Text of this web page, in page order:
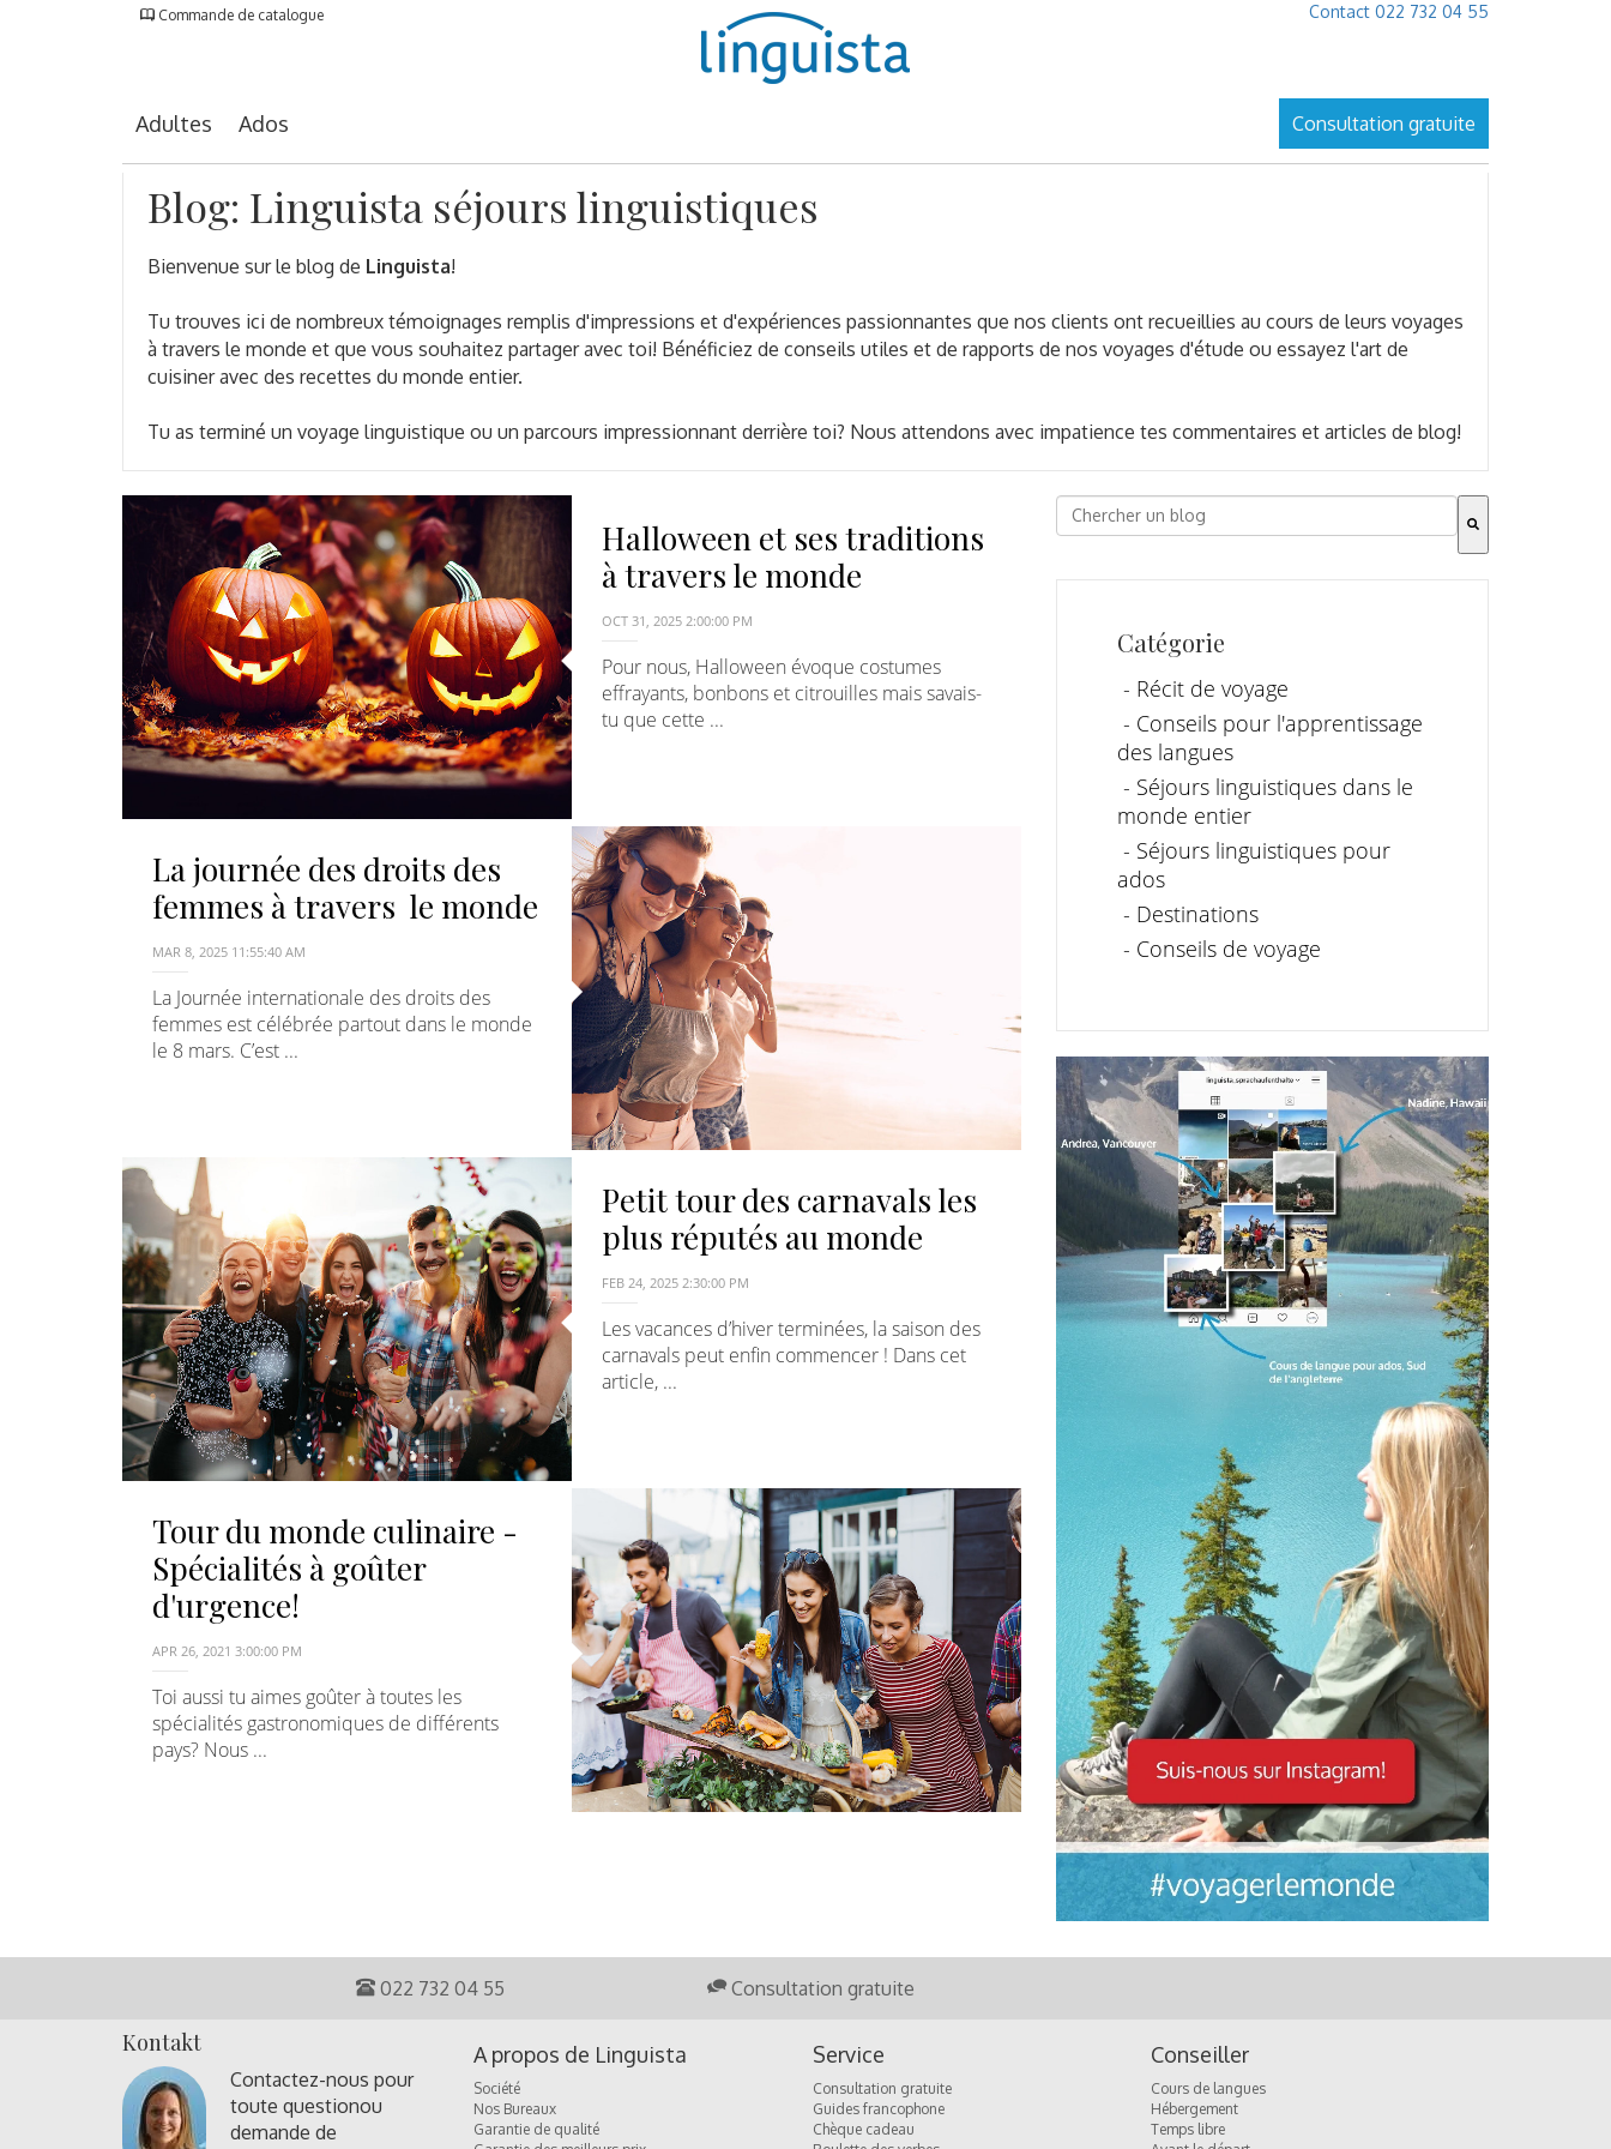
Commande de catalogue Contact 022 732 04 55
Adultes Ados Consultation gratuite
Blog: Linguista séjours linguistiques
Bienvenue sur le blog de Linguista!
Tu trouves ici de nombreux témoignages remplis d'impressions et d'expériences passionnantes que nos clients ont recueillies au cours de leurs voyages
à travers le monde et que vous souhaitez partager avec toi! Bénéficiez de conseils utiles et de rapports de nos voyages d'étude ou essayez l'art de
cuisiner avec des recettes du monde entier.
Tu as terminé un voyage linguistique ou un parcours impressionnant derrière toi? Nous attendons avec impatience tes commentaires et articles de blog!
Halloween et ses traditions
à travers le monde
OCT 31, 2025 2:00:00 PM
Pour nous, Halloween évoque costumes
effrayants, bonbons et citrouilles mais savais-
tu que cette ...
La journée des droits des
femmes à travers le monde
MAR 8, 2025 11:55:40 AM
La Journée internationale des droits des
femmes est célébrée partout dans le monde
le 8 mars. C’est ...
Petit tour des carnavals les
plus réputés au monde
FEB 24, 2025 2:30:00 PM
Les vacances d’hiver terminées, la saison des
carnavals peut enfin commencer ! Dans cet
article, ...
Tour du monde culinaire -
Spécialités à goûter
d'urgence!
APR 26, 2021 3:00:00 PM
Toi aussi tu aimes goûter à toutes les
spécialités gastronomiques de différents
pays? Nous ...
Dies ist ein Suchfeld mit einer automatischen
Catégorie
- Récit de voyage
- Conseils pour l'apprentissage
des langues
- Séjours linguistiques dans le
monde entier
- Séjours linguistiques pour
ados
- Destinations
- Conseils de voyage
022 732 04 55 Consultation gratuite
Kontakt
Contactez-nous pour
toute questionou
demande de
A propos de Linguista
Société
Nos Bureaux
Garantie de qualité
Service
Consultation gratuite
Guides francophone
Chèque cadeau
Conseiller
Cours de langues
Hébergement
Temps libre